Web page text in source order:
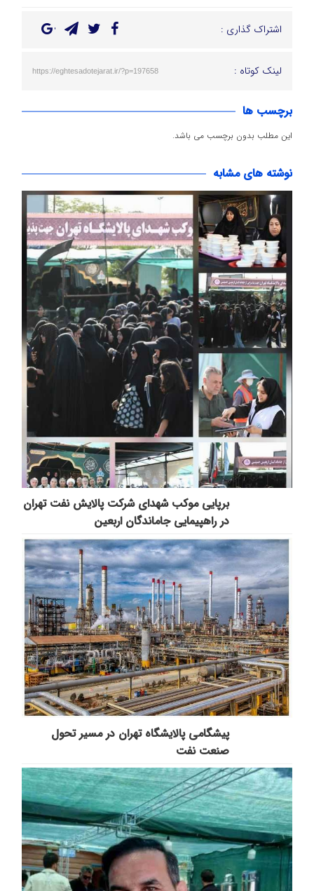
اشتراک گذاری :
لینک کوتاه : https://eghtesadotejarat.ir/?p=197658
برچسب ها
این مطلب بدون برچسب می باشد.
نوشته های مشابه
برپایی موکب شهدای شرکت پالایش نفت تهران
در راهپیمایی جاماندگان اربعین
پیشگامی پالایشگاه تهران در مسیر تحول
صنعت نفت